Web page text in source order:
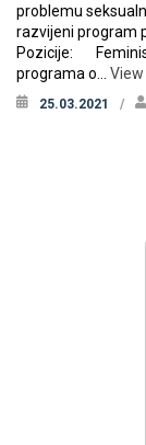
problemu
razvijeni program
Pozicije:
programa o…
25.03.2021